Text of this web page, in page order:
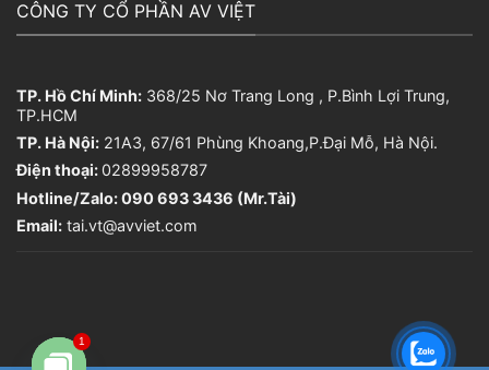
CÔNG TY CỔ PHẦN AV VIỆT
TP. Hồ Chí Minh: 368/25 Nơ Trang Long , P.Bình Lợi Trung,
TP.HCM
TP. Hà Nội: 21A3, 67/61 Phùng Khoang,P.Đại Mỗ, Hà Nội.
Điện thoại:02899958787
Hotline/Zalo: 090 693 3436 (Mr.Tài)
Email: tai.vt@avviet.com
1